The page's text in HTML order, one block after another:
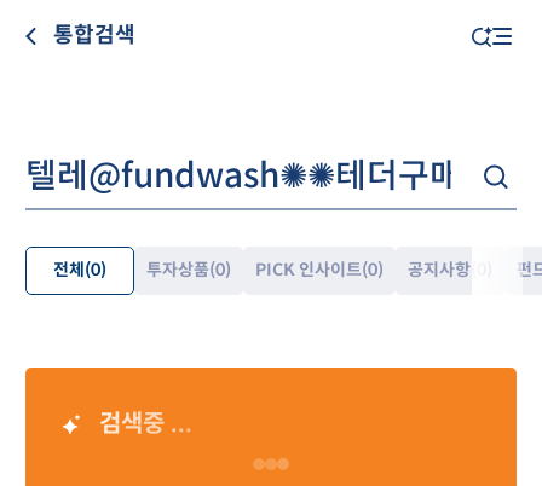
통합검색
전체 (0) 투자상품(0) PICK 인사이트(0) 공지사항 펀
검색중 ...
Loading…